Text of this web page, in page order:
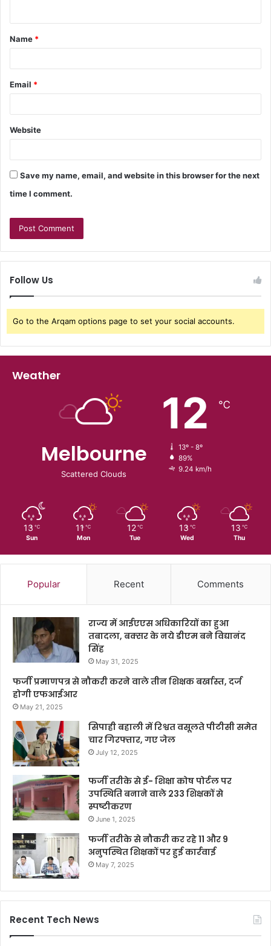
Name *
Email *
Website
Save my name, email, and website in this browser for the next
time I comment.
Follow Us
Go to the Arqam options page to set your social accounts.
Weather
Melbourne
Scattered Clouds
12 ℃
13º - 8º
89%
9.24 km/h
13 ℃
Sun
11 ℃
Mon
12 ℃
Tue
13 ℃
Wed
13 ℃
Thu
Popular Recent Comments
राज्य में आईएएस अधिकारियों का हुआ
तबादला, बक्सर के नये डीएम बने विद्यानंद
सिंह
May 31, 2025
फर्जी प्रमाणपत्र से नौकरी करने वाले तीन शिक्षक बर्खास्त, दर्ज
होगी एफआईआर
May 21, 2025
सिपाही बहाली में रिश्वत वसूलते पीटीसी समेत
चार गिरफ्तार, गए जेल
July 12, 2025
फर्जी तरीके से ई- शिक्षा कोष पोर्टल पर
उपस्थिति बनाने वाले 233 शिक्षकों से
स्पष्टीकरण
June 1, 2025
फर्जी तरीके से नौकरी कर रहे 11 और 9
अनुपस्थित शिक्षकों पर हुई कार्रवाई
May 7, 2025
Recent Tech News